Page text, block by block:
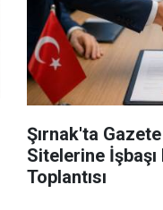
Şırnak'ta
Sitelerine
Toplantısı